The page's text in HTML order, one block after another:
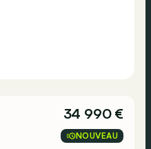
34 990 €
NOUVEAU